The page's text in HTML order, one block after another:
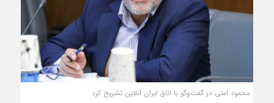
محمود امتی در گفت‌وگو با اتاق ایران آنلاین تشریح کرد